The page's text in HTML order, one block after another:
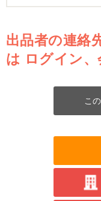
出品者の連絡
は ログイン、
こ